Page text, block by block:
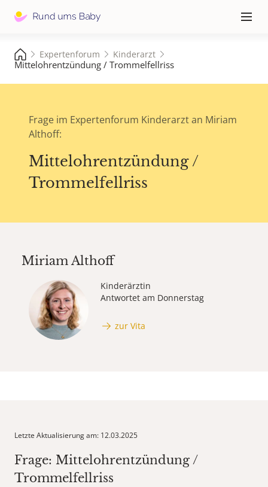
≡
Expertenforum Kinderarzt
Mittelohrentzündung / Trommelfellriss
Frage im Expertenforum Kinderarzt an Miriam
Althoff:
Mittelohrentzündung /
Trommelfellriss
Miriam Althoff
Kinderärztin
Antwortet am Donnerstag
zur Vita
Letzte Aktualisierung am: 12.03.2025
Frage: Mittelohrentzündung /
Trommelfellriss